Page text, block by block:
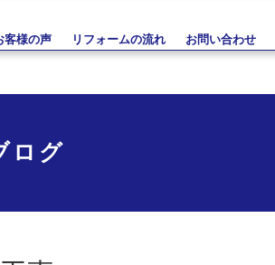
客様の声 リフォームの流れ お問い合わせ
ログ